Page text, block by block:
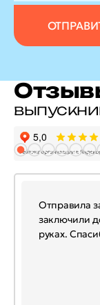
Отправила
заключили
руках.